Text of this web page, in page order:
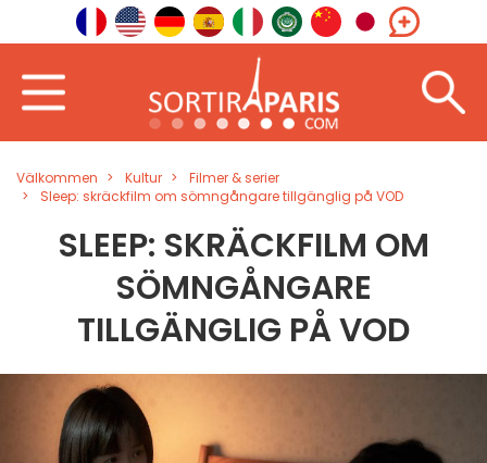
Välkommen Kultur
Filmer & serier
Sleep: skräckfilm om sömngångare tillgänglig på VOD
SLEEP: SKRÄCKFILM OM
SÖMNGÅNGARE
TILLGÄNGLIG PÅ VOD